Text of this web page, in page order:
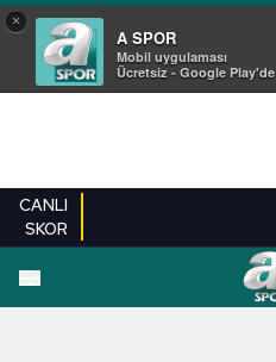
×
A SPOR
Mobil uygulaması
Ücretsiz - Google Play'de
CANLI
SKOR